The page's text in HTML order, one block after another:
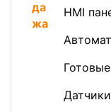
HMI
Датчики